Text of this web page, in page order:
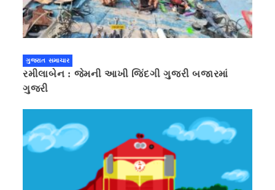
ગુજરાત સમાચાર
રમીલાબેન : જેમની આખી જિંદગી ગુજરી બજારમાં
ગુજરી